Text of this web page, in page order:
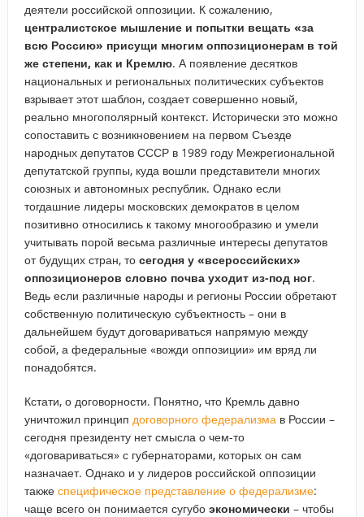
деятели российской оппозиции. К сожалению,
централистское мышление и попытки вещать «за
всю Россию» присущи многим оппозиционерам в той
же степени, как и Кремлю. А появление десятков
национальных и региональных политических субъектов
взрывает этот шаблон, создает совершенно новый,
реально многополярный контекст. Исторически это можно
сопоставить с возникновением на первом Съезде
народных депутатов СССР в 1989 году Межрегиональной
депутатской группы, куда вошли представители многих
союзных и автономных республик. Однако если
тогдашние лидеры московских демократов в целом
позитивно относились к такому многообразию и умели
учитывать порой весьма различные интересы депутатов
от будущих стран, то сегодня у «всероссийских»
оппозиционеров словно почва уходит из-под ног.
Ведь если различные народы и регионы России обретают
собственную политическую субъектность – они в
дальнейшем будут договариваться напрямую между
собой, а федеральные «вожди оппозиции» им вряд ли
понадобятся.
Кстати, о договорности. Понятно, что Кремль давно
уничтожил принцип договорного федерализмав России –
сегодня президенту нет смысла о чем-то
«договариваться» с губернаторами, которых он сам
назначает. Однако и у лидеров российской оппозиции
также специфическое представление о федерализме:
чаще всего он понимается сугубо экономически – чтобы